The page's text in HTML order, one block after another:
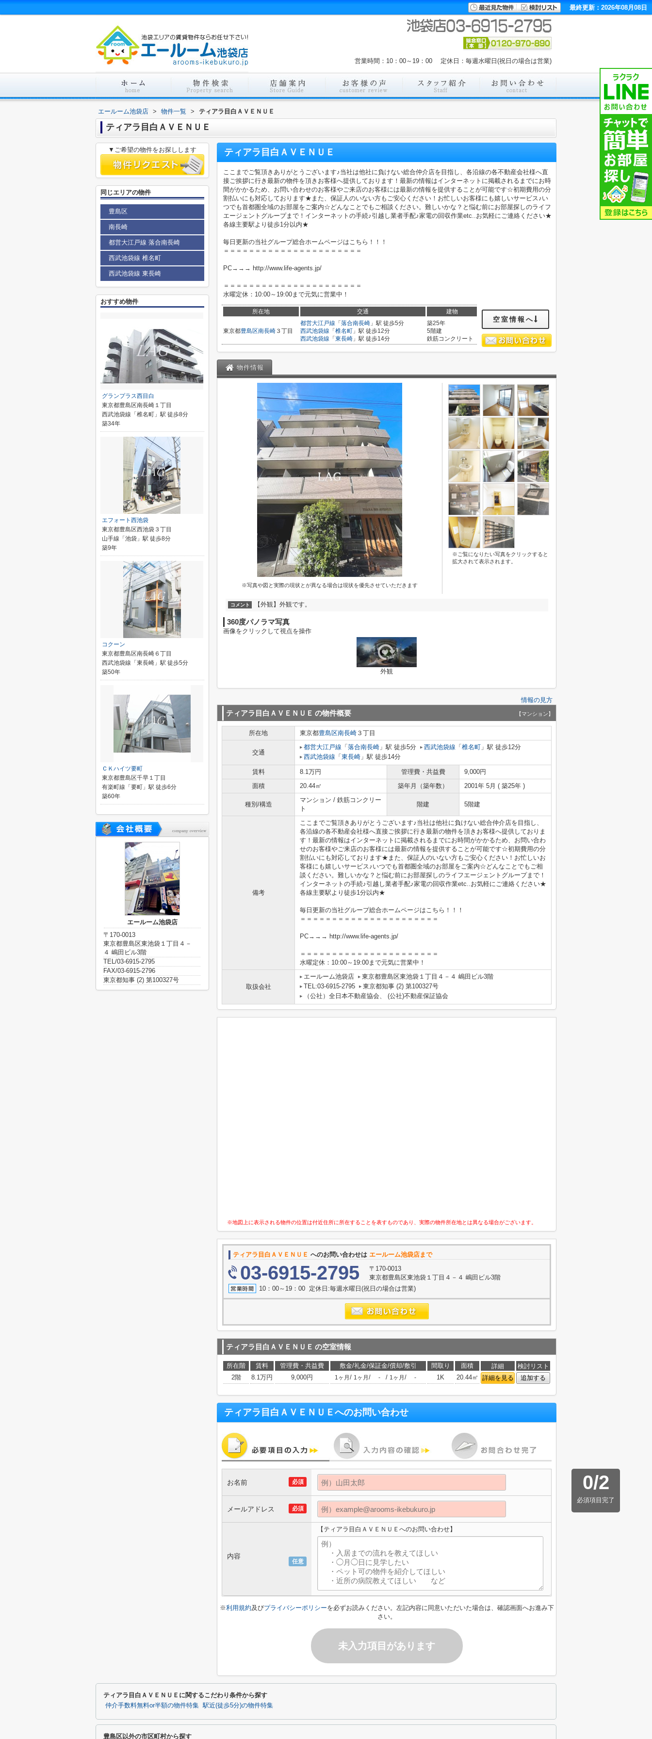
最終更新：2026年08月08日
営業時間：10：00～19：00 定休日：毎週水曜日(祝日の場合は営業)
エールーム池袋店 > 物件一覧 > ティアラ目白ＡＶＥＮＵＥ
ティアラ目白ＡＶＥＮＵＥ
ティアラ目白ＡＶＥＮＵＥ
ここまでご覧頂きありがとうございます♪当社は他社に負けない総合仲介店を目指し、各沿線の各不動産会社様へ直
接ご挨拶に行き最新の物件を頂きお客様へ提供しております！最新の情報はインターネットに掲載されるまでにお時
間がかかるため、お問い合わせのお客様やご来店のお客様には最新の情報を提供することが可能です☆初期費用の分
割払いにも対応しております★また、保証人のいない方もご安心ください！お忙しいお客様にも嬉しいサービス♪い
つでも首都圏全域のお部屋をご案内☆どんなことでもご相談ください。難しいかな？と悩む前にお部屋探しのライフ
エージェントグループまで！インターネットの手続♪引越し業者手配♪家電の回収作業etc..お気軽にご連絡ください★
各線主要駅より徒歩1分以内★
毎日更新の当社グループ総合ホームページはこちら！！！
＝＝＝＝＝＝＝＝＝＝＝＝＝＝＝＝＝＝＝＝＝＝
PC→→→ http://www.life-agents.jp/
＝＝＝＝＝＝＝＝＝＝＝＝＝＝＝＝＝＝＝＝＝＝
水曜定休：10:00～19:00まで元気に営業中！
所在地 交通 建物
東京都豊島区南長崎 ３丁目
都営大江戸線 「 落合南長崎 」駅 徒歩5分
西武池袋線 「 椎名町 」駅 徒歩12分
西武池袋線 「 東長崎 」駅 徒歩14分
築25年
5階建
鉄筋コンクリート
空室情報へ
物件情報
※写真や図と実際の現状とが異なる場合は現状を優先させていただきます
※ご覧になりたい写真をクリックすると
拡大されて表示されます。
コメント 【外観】外観です。
360度パノラマ写真
画像をクリックして視点を操作
外観
情報の見方
ティアラ目白ＡＶＥＮＵＥ の物件概要 【マンション】
所在地 東京都豊島区南長崎 ３丁目
交通
都営大江戸線 「 落合南長崎 」駅 徒歩5分 西武池袋線 「 椎名町 」駅 徒歩12分
西武池袋線 「 東長崎 」駅 徒歩14分
賃料 8.1万円 管理費・共益費
9,000円
面積
20.44㎡ 築年月（築年数） 2001年 5月 ( 築25年 )
種別/構造
マンション / 鉄筋コンクリー
ト
階建 5階建
備考
ここまでご覧頂きありがとうございます♪当社は他社に負けない総合仲介店を目指し、
各沿線の各不動産会社様へ直接ご挨拶に行き最新の物件を頂きお客様へ提供しておりま
す！最新の情報はインターネットに掲載されるまでにお時間がかかるため、お問い合わ
せのお客様やご来店のお客様には最新の情報を提供することが可能です☆初期費用の分
割払いにも対応しております★また、保証人のいない方もご安心ください！お忙しいお
客様にも嬉しいサービス♪いつでも首都圏全域のお部屋をご案内☆どんなことでもご相
談ください。難しいかな？と悩む前にお部屋探しのライフエージェントグループまで！
インターネットの手続♪引越し業者手配♪家電の回収作業etc..お気軽にご連絡ください★
各線主要駅より徒歩1分以内★
毎日更新の当社グループ総合ホームページはこちら！！！
＝＝＝＝＝＝＝＝＝＝＝＝＝＝＝＝＝＝＝＝＝＝
PC→→→ http://www.life-agents.jp/
＝＝＝＝＝＝＝＝＝＝＝＝＝＝＝＝＝＝＝＝＝＝
水曜定休：10:00～19:00まで元気に営業中！
取扱会社
エールーム池袋店
東京都豊島区東池袋１丁目４－４ 嶋田ビル3階
TEL:03-6915-2795
東京都知事 (2) 第100327号
（公社）全日本不動産協会、 (公社)不動産保証協会
※地図上に表示される物件の位置は付近住所に所在することを表すものであり、実際の物件所在地とは異なる場合がございます。
ティアラ目白ＡＶＥＮＵＥ へのお問い合わせは エールーム池袋店まで
03-6915-2795
〒170-0013
東京都豊島区東池袋１丁目４－４ 嶋田ビル3階
10：00～19：00 定休日:毎週水曜日(祝日の場合は営業)
ティアラ目白ＡＶＥＮＵＥ の空室情報
所在階 賃料 管理費・共益費 敷金/礼金/保証金/償却/敷引 間取り 面積 詳細
検討リスト
2階
8.1万円 9,000円 1ヶ月 / 1ヶ月 / - / 1ヶ月 / - 1K 20.44㎡ 詳細を見る 追加する
ティアラ目白ＡＶＥＮＵＥへのお問い合わせ
0/2
必須項目完了
必須
お名前
必須
メールアドレス
任意
内容
【ティアラ目白ＡＶＥＮＵＥへのお問い合わせ】
※利用規約及びプライバシーポリシーを必ずお読みください。左記内容に同意いただいた場合は、確認画面へお進み下
さい。
未入力項目があります
▼ご希望の物件をお探しします
同じエリアの物件
豊島区
南長崎
都営大江戸線 落合南長崎
西武池袋線 椎名町
西武池袋線 東長崎
おすすめ物件
グランプラス西目白
東京都豊島区南長崎１丁目
西武池袋線「椎名町」駅 徒歩8分
築34年
エフォート西池袋
東京都豊島区西池袋３丁目
山手線「池袋」駅 徒歩8分
築9年
コクーン
東京都豊島区南長崎６丁目
西武池袋線「東長崎」駅 徒歩5分
築50年
ＣＫハイツ要町
東京都豊島区千早１丁目
有楽町線「要町」駅 徒歩6分
築60年
エールーム池袋店
〒170-0013
東京都豊島区東池袋１丁目４－
４ 嶋田ビル3階
TEL/03-6915-2795
FAX/03-6915-2796
東京都知事 (2) 第100327号
ティアラ目白ＡＶＥＮＵＥに関するこだわり条件から探す
仲介手数料無料or半額の物件特集 駅近(徒歩5分)の物件特集
豊島区以外の市区町村から探す